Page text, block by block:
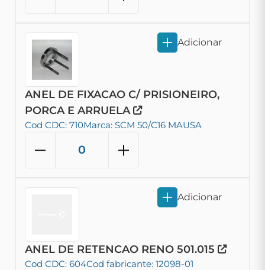
ANEL DE FIXACAO C/ PRISIONEIRO,
PORCA E ARRUELA
Cod CDC: 710Marca: SCM 50/C16 MAUSA
Adicionar
ANEL DE RETENCAO RENO 501.015
Cod CDC: 604Cod fabricante: 12098-01
Adicionar